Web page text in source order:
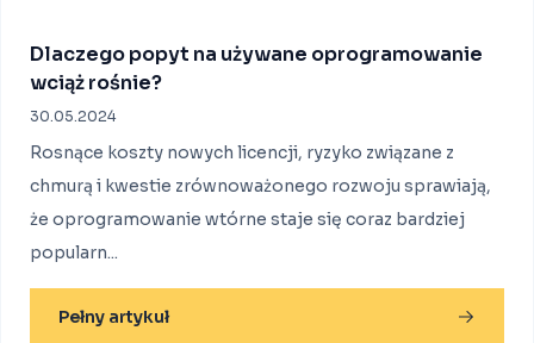
Dlaczego popyt na używane oprogramowanie
wciąż rośnie?
30.05.2024
Rosnące koszty nowych licencji, ryzyko związane z
chmurą i kwestie zrównoważonego rozwoju sprawiają,
że oprogramowanie wtórne staje się coraz bardziej
popularn...
Pełny artykuł